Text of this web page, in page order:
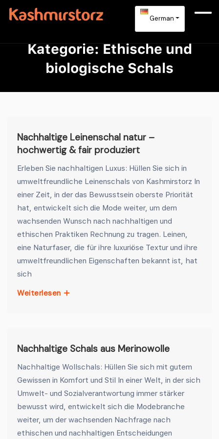
German
Kategorie: Ethische und
biologische Schals
Nachhaltige Leinenschal natur –
hochwertig & fair produziert
Erleben Sie nachhaltigen Luxus: Hüllen Sie sich in
umweltfreundliche Leinenschals von Kashmirstorz In
einer Zeit, in der das Bewusstsein oberste Priorität
hat, entwickelt sich die Mode weiter, um dem
wachsenden Wunsch nach nachhaltigen und
ethischen Praktiken Rechnung zu tragen. Leinen,
eine Naturfaser, die für ihre luxuriöse Textur und ihre
umweltfreundlichen Eigenschaften bekannt ist, hat
sich
Weiterlesen
Nachhaltige Schals aus Merinowolle
Nachhaltige Wollschals: Hüllen Sie sich mit gutem
Gewissen in Komfort und Stil In einer Welt, in der sich
Umwelt- und Sozialverantwortung immer stärker
bewusst wird, entwickelt sich die Modebranche
weiter, um der wachsenden Nachfrage nach
ethischen und nachhaltigen Entscheidungen